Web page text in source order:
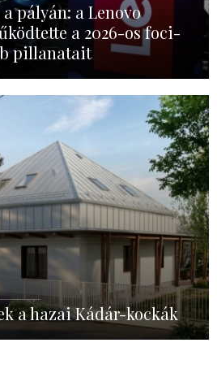
pályán: a Lenovo
a 2026-os foci-
pillanatait
a hazai Kádár-kockák